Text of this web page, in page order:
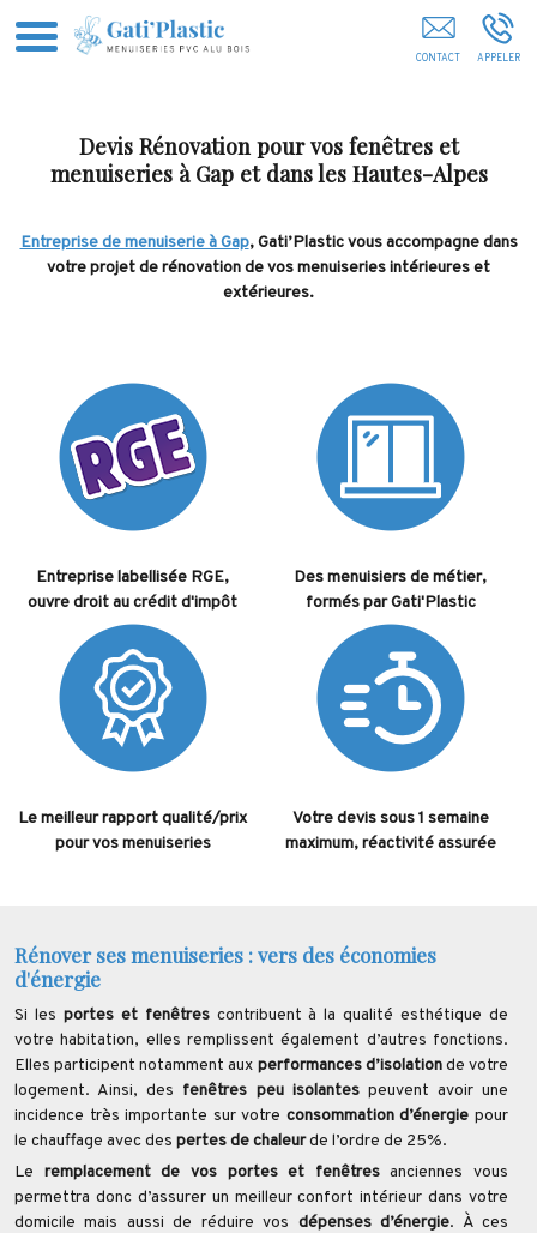
Gati'Plastic Menuiserie Briançon
Devis Rénovation pour vos fenêtres et
menuiseries à Gap et dans les Hautes-Alpes
Entreprise de menuiserie à Gap, Gati’Plastic vous accompagne dans
votre projet de rénovation de vos menuiseries intérieures et
extérieures.
Entreprise labellisée RGE,
ouvre droit au crédit d'impôt
Des menuisiers de métier,
formés par Gati'Plastic
Le meilleur rapport qualité/prix
pour vos menuiseries
Votre devis sous 1 semaine
maximum, réactivité assurée
Rénover ses menuiseries : vers des économies
d'énergie
Si les portes et fenêtrescontribuent à la qualité esthétique de
votre habitation, elles remplissent également d’autres fonctions.
Elles participent notamment aux performances d’isolationde votre
logement. Ainsi, des fenêtres peu isolantespeuvent avoir une
incidence très importante sur votre consommation d’énergie pour
le chauffage avec des pertes de chaleurde l’ordre de 25%.
Le remplacement de vos portes et fenêtresanciennes vous
permettra donc d’assurer un meilleur confort intérieur dans votre
domicile mais aussi de réduire vos dépenses d’énergie. À ces